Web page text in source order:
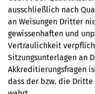
ausschließlich nach
an Weisungen Dritter
gewissenhaften und
Vertraulichkeit
Sitzungsunterlagen an
Akkreditierungsfragen
dass der bzw. die